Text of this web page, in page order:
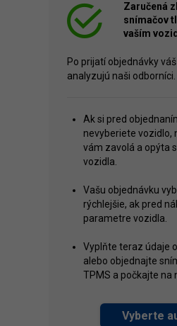
Zaručená
snímačov
vaším
Po prijatí objednávky
analyzujú naši odborníci.
Ak si pred
nevyberiete vozidlo,
vám zavolá a opýta
vozidla.
Vašu objednávku
rýchlejšie, ak pred
parametre vozidla.
Vyplňte teraz údaje
alebo objednajte
TPMS a počkajte na
Vyberte